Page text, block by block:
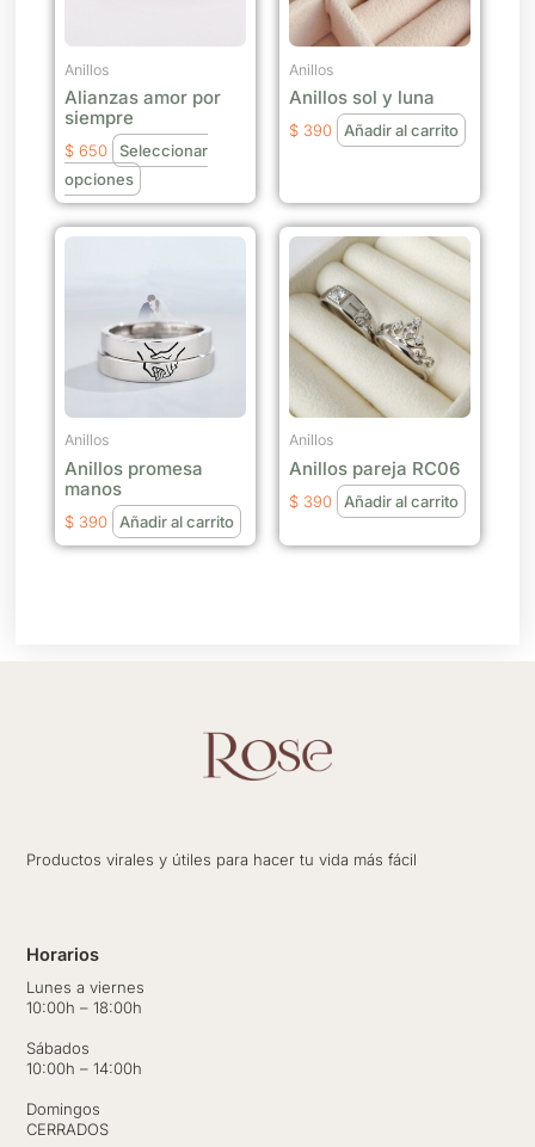
Anillos
Alianzas amor por
siempre
$ 650
Seleccionar
opciones
pueden
en
página
de
Anillos
Anillos sol y luna
$ 390 Añadir al carrito
Anillos
Anillos promesa
manos
$ 390 Añadir al carrito
Anillos
Anillos pareja RC06
$ 390 Añadir al carrito
Productos virales y útiles para hacer tu vida más fácil
Horarios
Lunes a viernes
10:00h – 18:00h
Sábados
10:00h – 14:00h
Domingos
CERRADOS